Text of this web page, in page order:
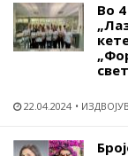
Во
22.04.2024